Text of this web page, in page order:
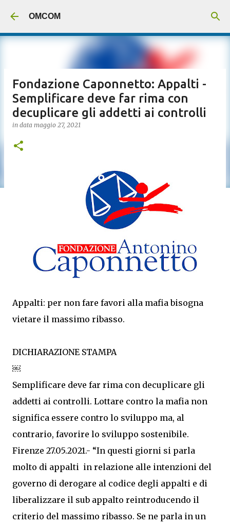
OMCOM
Fondazione Caponnetto: Appalti -
Semplificare deve far rima con
decuplicare gli addetti ai controlli
in data maggio 27, 2021
Appalti: per non fare favori alla mafia bisogna
vietare il massimo ribasso.
DICHIARAZIONE STAMPA
￼
Semplificare deve far rima con decuplicare gli
addetti ai controlli. Lottare contro la mafia non
significa essere contro lo sviluppo ma, al
contrario, favorire lo sviluppo sostenibile.
Firenze 27.05.2021.- “In questi giorni si parla
molto di appalti in relazione alle intenzioni del
governo di derogare al codice degli appalti e di
liberalizzare il sub appalto reintroducendo il
criterio del massimo ribasso. Se ne parla in un